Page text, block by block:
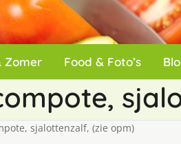
Zomer Food & Foto’s
sjalottenzalf, (zie opm)